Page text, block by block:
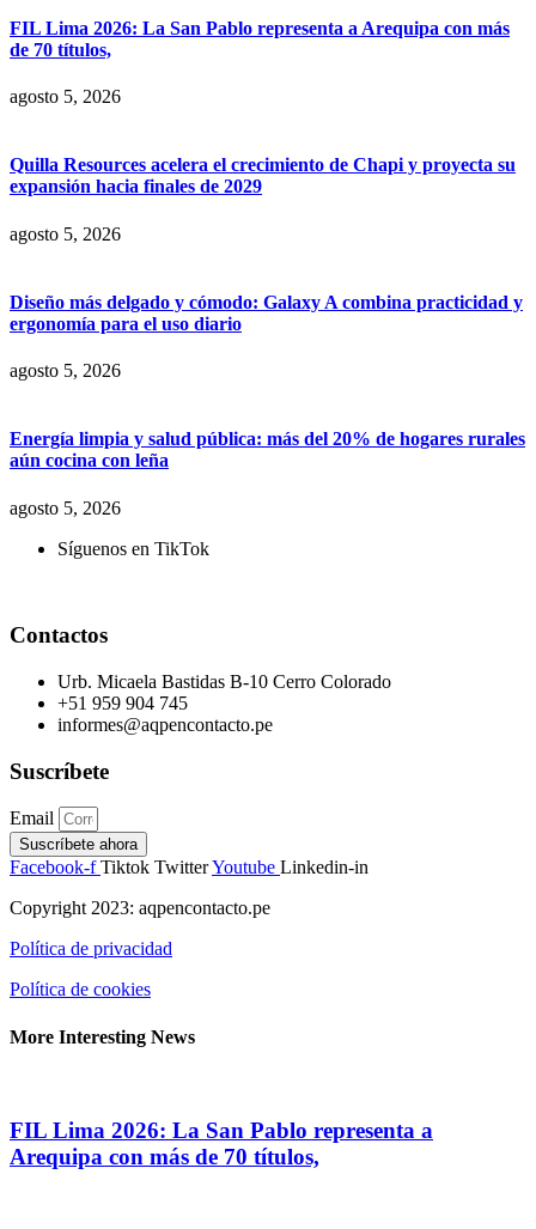
FIL Lima 2026: La San Pablo representa a Arequipa con más
de 70 títulos,
agosto 5, 2026
Quilla Resources acelera el crecimiento de Chapi y proyecta su
expansión hacia finales de 2029
agosto 5, 2026
Diseño más delgado y cómodo: Galaxy A combina practicidad y
ergonomía para el uso diario
agosto 5, 2026
Energía limpia y salud pública: más del 20% de hogares rurales
aún cocina con leña
agosto 5, 2026
Síguenos en TikTok
Contactos
Urb. Micaela Bastidas B-10 Cerro Colorado
+51 959 904 745
informes@aqpencontacto.pe
Suscríbete
Email
Suscríbete ahora
Facebook-f Tiktok TwitterYoutube Linkedin-in
Copyright 2023: aqpencontacto.pe
Política de privacidad
Política de cookies
More Interesting News
FIL Lima 2026: La San Pablo representa a
Arequipa con más de 70 títulos,